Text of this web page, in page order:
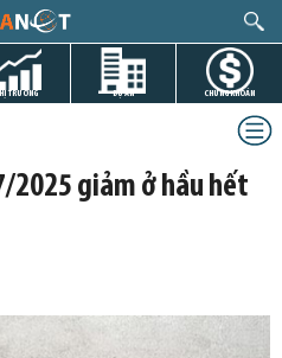
TRƯỜNG DỰ ÁN CHỨNG KHOÁN
2025 giảm ở hầu hết